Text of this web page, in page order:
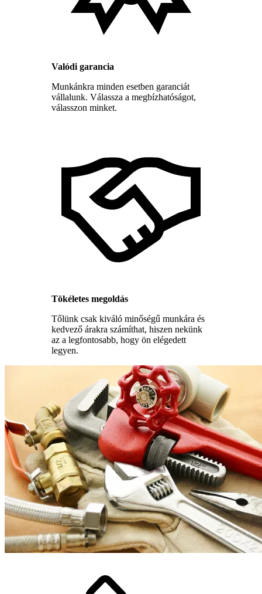
Valódi garancia
Munkánkra minden esetben garanciát
vállalunk. Válassza a megbízhatóságot,
válasszon minket.
Tökéletes megoldás
Tőlünk csak kiváló minőségű munkára és
kedvező árakra számíthat, hiszen nekünk
az a legfontosabb, hogy ön elégedett
legyen.